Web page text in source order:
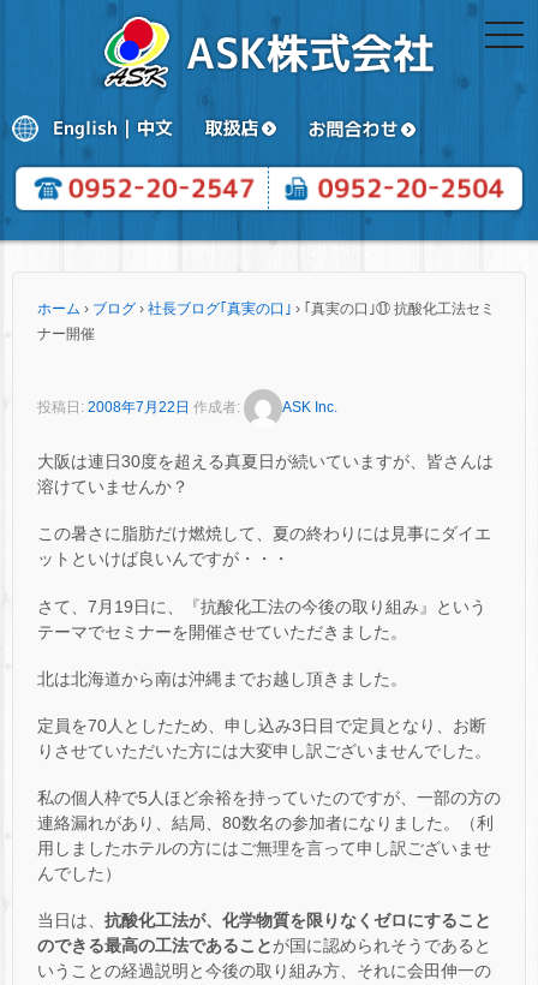
ホーム › ブログ › 社長ブログ｢真実の口｣ › ｢真実の口｣⑪ 抗酸化工法セミ
ナー開催
投稿日: 2008年7月22日 作成者: ASK Inc.
大阪は連日30度を超える真夏日が続いていますが、皆さんは
溶けていませんか？
この暑さに脂肪だけ燃焼して、夏の終わりには見事にダイエ
ットといけば良いんですが・・・
さて、7月19日に、『抗酸化工法の今後の取り組み』という
テーマでセミナーを開催させていただきました。
北は北海道から南は沖縄までお越し頂きました。
定員を70人としたため、申し込み3日目で定員となり、お断
りさせていただいた方には大変申し訳ございませんでした。
私の個人枠で5人ほど余裕を持っていたのですが、一部の方の
連絡漏れがあり、結局、80数名の参加者になりました。（利
用しましたホテルの方にはご無理を言って申し訳ございませ
んでした）
当日は、 抗酸化工法が、化学物質を限りなくゼロにすること
のできる最高の工法であることが国に認められそうであると
いうことの経過説明と今後の取り組み方、それに会田伸一の